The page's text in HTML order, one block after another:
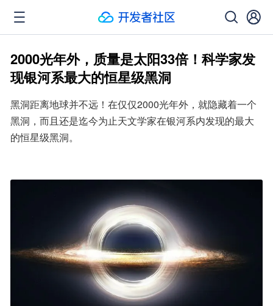
2000光年外，质量是太阳33倍！科学家发
现银河系最大的恒星级黑洞
黑洞距离地球并不远！在仅仅2000光年外，就隐藏着一个
黑洞，而且还是迄今为止天文学家在银河系内发现的最大
的恒星级黑洞。